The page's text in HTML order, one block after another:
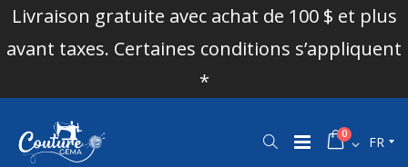
Livraison gratuite avec achat de 100 $ et plus
avant taxes. Certaines conditions s’appliquent
*
0 FR